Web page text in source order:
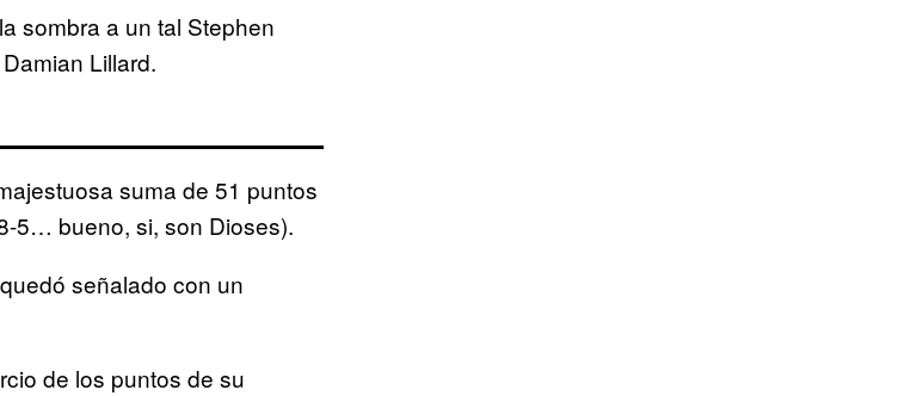
sombra a un tal Stephen
Lillard.
suma de 51 puntos
5… bueno, si, son Dioses).
señalado con un
de los puntos de su